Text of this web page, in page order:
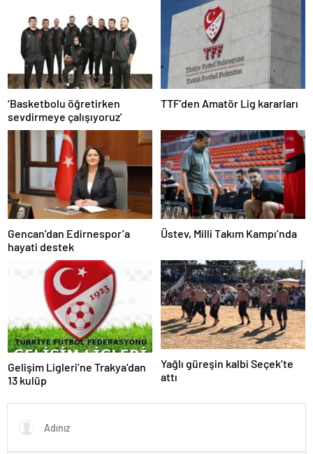
‘Basketbolu öğretirken
sevdirmeye çalışıyoruz’
TTF’den Amatör Lig kararları
Gencan’dan Edirnespor’a
hayati destek
Üstev, Milli Takım Kampı’nda
Gelişim Ligleri’ne Trakya’dan
13 kulüp
Yağlı güreşin kalbi Seçek’te
attı